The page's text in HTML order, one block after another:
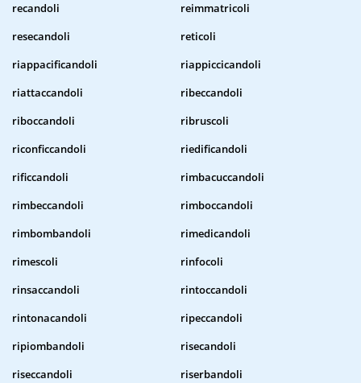
recandoli
reimmatricoli
resecandoli
reticoli
riappacificandoli
riappiccicandoli
riattaccandoli
ribeccandoli
riboccandoli
ribruscoli
riconficcandoli
riedificandoli
rificcandoli
rimbacuccandoli
rimbeccandoli
rimboccandoli
rimbombandoli
rimedicandoli
rimescoli
rinfocoli
rinsaccandoli
rintoccandoli
rintonacandoli
ripeccandoli
ripiombandoli
risecandoli
riseccandoli
riserbandoli